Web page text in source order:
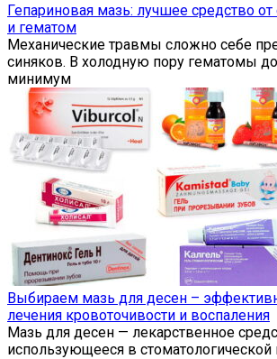
Гепариновая мазь: лучшее средство
и гематом
Механические травмы сложно себе
синяков. В холодную пору гематомы
минимум
Выбираем мазь для десен –
лечения кровоточивости и воспаления
Мазь для десен — лекарственное
использующееся в стоматологической